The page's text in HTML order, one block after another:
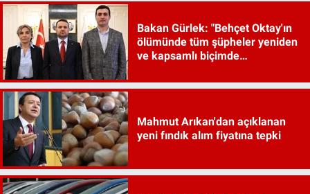
Bakan Gürlek: "Behçet Oktay'ın
ölümünde tüm şüpheler yeniden
ve kapsamlı biçimde
Mahmut Arıkan'dan açıklanan
yeni fındık alım fiyatına tepki